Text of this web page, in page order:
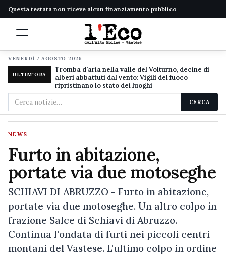
Questa testata non riceve alcun finanziamento pubblico
VENERDÌ 7 AGOSTO 2026
ULTIM'ORA
Tromba d'aria nella valle del Volturno, decine di
alberi abbattuti dal vento: Vigili del fuoco
ripristinano lo stato dei luoghi
Cerca
nel
sito
CERCA
NEWS
Furto in abitazione,
portate via due motoseghe
SCHIAVI DI ABRUZZO - Furto in abitazione,
portate via due motoseghe. Un altro colpo in
frazione Salce di Schiavi di Abruzzo.
Continua l'ondata di furti nei piccoli centri
montani del Vastese. L'ultimo colpo in ordine